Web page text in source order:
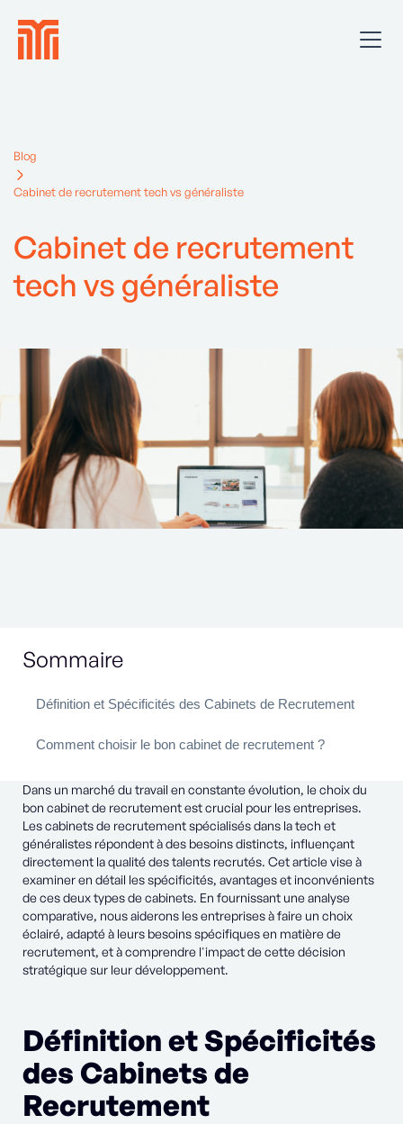
Blog
Cabinet de recrutement tech vs généraliste
Cabinet de recrutement
tech vs généraliste
Sommaire
Définition et Spécificités des Cabinets de Recrutement
Comment choisir le bon cabinet de recrutement ?
Dans un marché du travail en constante évolution, le choix du
bon cabinet de recrutement est crucial pour les entreprises.
Les cabinets de recrutement spécialisés dans la tech et
généralistes répondent à des besoins distincts, influençant
directement la qualité des talents recrutés. Cet article vise à
examiner en détail les spécificités, avantages et inconvénients
de ces deux types de cabinets. En fournissant une analyse
comparative, nous aiderons les entreprises à faire un choix
éclairé, adapté à leurs besoins spécifiques en matière de
recrutement, et à comprendre l'impact de cette décision
stratégique sur leur développement.
Définition et Spécificités
des Cabinets de
Recrutement